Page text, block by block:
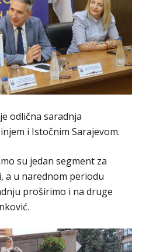
odlična saradnja
i Istočnim Sarajevom.
su jedan segment za
a u narednom periodu
proširimo i na druge